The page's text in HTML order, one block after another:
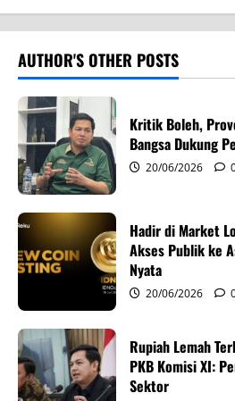
a
v
i
g
a
t
i
o
n
AUTHOR'S OTHER POSTS
Kritik Boleh,
Bangsa Dukung
20/06/2026
Hadir di Market
Akses Publik ke
Nyata
20/06/2026
Rupiah Lemah
PKB Komisi XI:
Sektor